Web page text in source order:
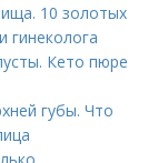
10 золотых
гинеколога
Кето пюре
губы. Что